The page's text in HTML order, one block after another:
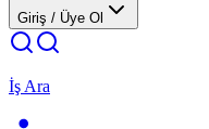
Giriş / Üye Ol
İş Ara